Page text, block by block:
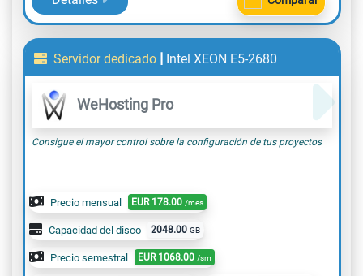
Servidor dedicado | Intel XEON E5-2680
WeHosting Pro
Consigue el mayor control sobre la configuración de tus proyectos
Precio mensual EUR 178.00 /mes
Capacidad del disco 2048.00 GB
Precio semestral EUR 1068.00 /sm